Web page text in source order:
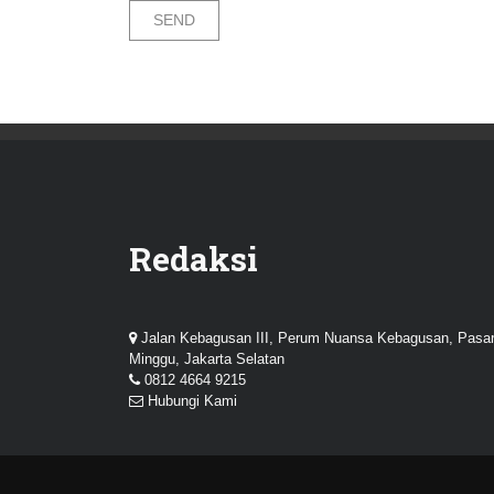
Redaksi
Jalan Kebagusan III, Perum Nuansa Kebagusan, Pasar
Minggu, Jakarta Selatan
0812 4664 9215
Hubungi Kami